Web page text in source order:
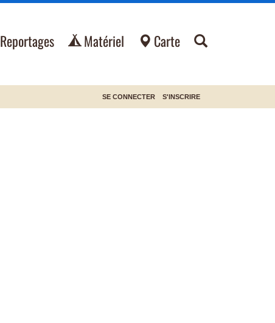
Reportages Matériel Carte
SE CONNECTER S'INSCRIRE